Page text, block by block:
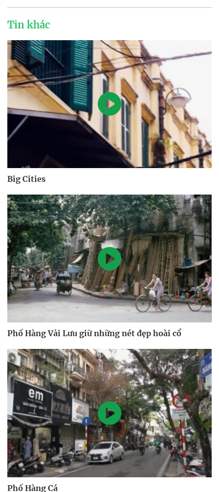
Tin khác
Big Cities
Phố Hàng Vải Lưu giữ những nét đẹp hoài cổ
Phố Hàng Cá